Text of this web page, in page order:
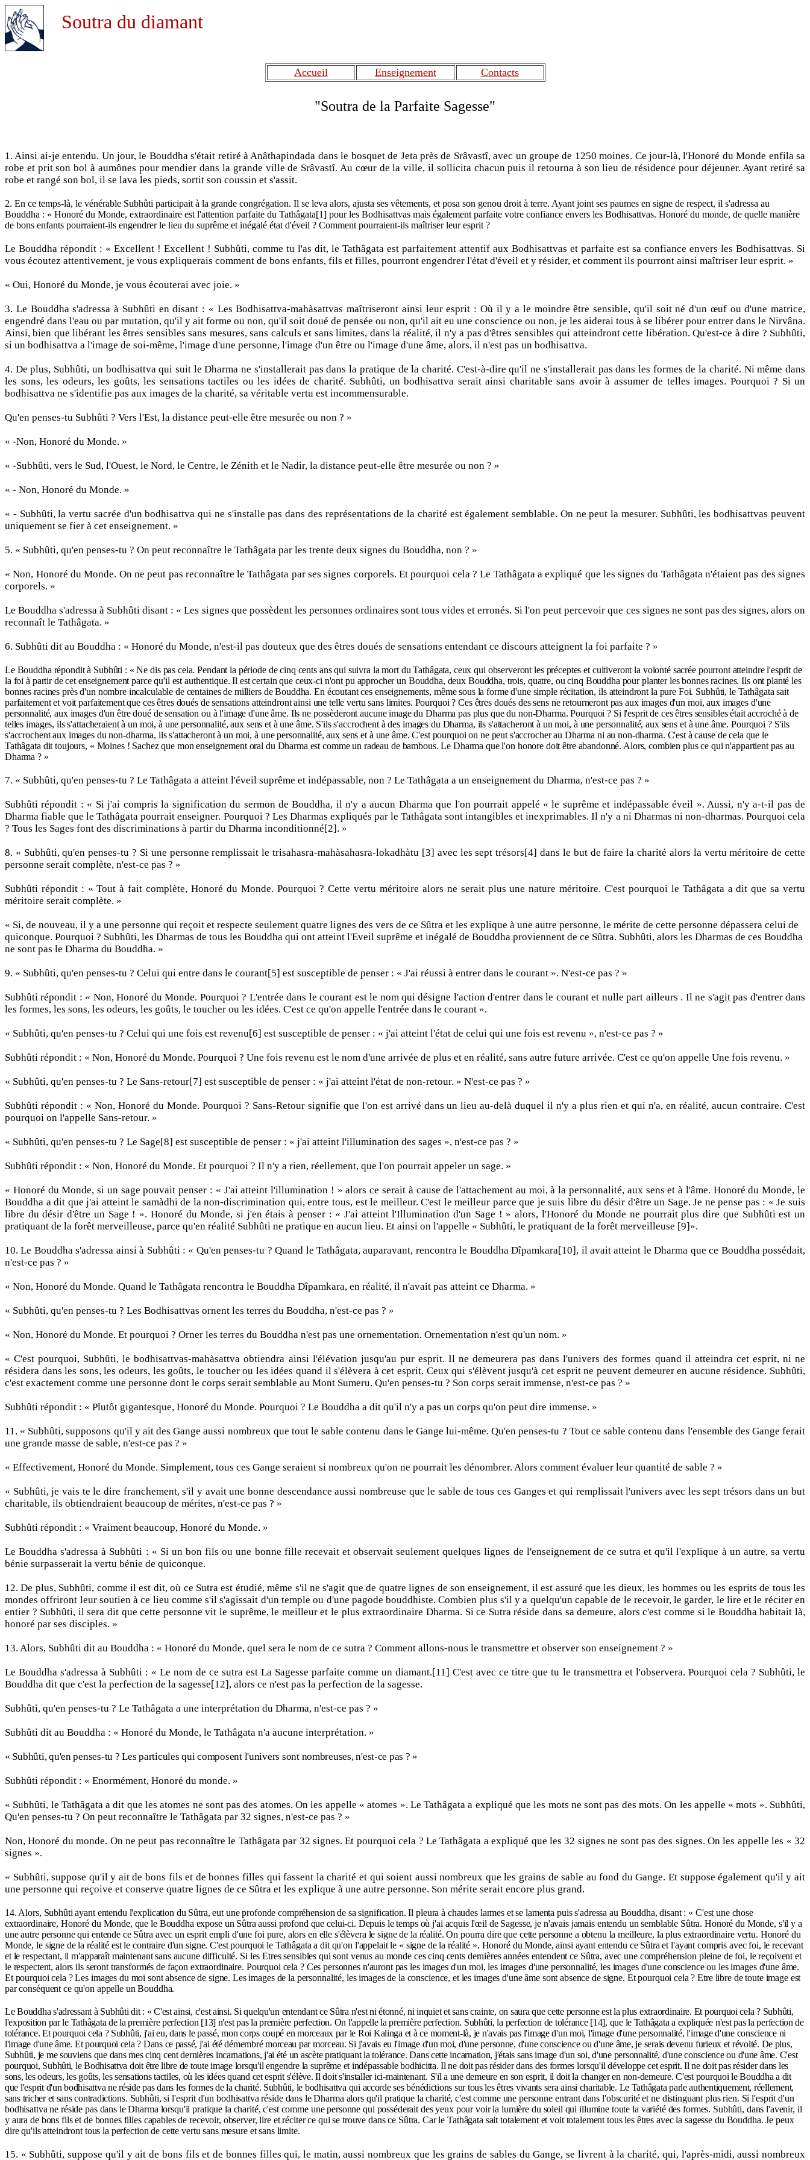
Soutra du diamant
Accueil Enseignement Contacts
"Soutra de la Parfaite Sagesse"
1. Ainsi ai-je entendu. Un jour, le Bouddha s'était retiré à Anâthapindada dans le bosquet de Jeta près de Srâvastî, avec un groupe de 1250 moines. Ce jour-là, l'Honoré du Monde enfila sa
robe et prit son bol à aumônes pour mendier dans la grande ville de Srâvastî. Au cœur de la ville, il sollicita chacun puis il retourna à son lieu de résidence pour déjeuner. Ayant retiré sa
robe et rangé son bol, il se lava les pieds, sortit son coussin et s'assit.
2. En ce temps-là, le vénérable Subhûti participait à la grande congrégation. Il se leva alors, ajusta ses vêtements, et posa son genou droit à terre. Ayant joint ses paumes en signe de respect, il s'adressa au
Bouddha : « Honoré du Monde, extraordinaire est l'attention parfaite du Tathâgata[1] pour les Bodhisattvas mais également parfaite votre confiance envers les Bodhisattvas. Honoré du monde, de quelle manière
de bons enfants pourraient-ils engendrer le lieu du suprême et inégalé état d'éveil ? Comment pourraient-ils maîtriser leur esprit ?
Le Bouddha répondit : « Excellent ! Excellent ! Subhûti, comme tu l'as dit, le Tathâgata est parfaitement attentif aux Bodhisattvas et parfaite est sa confiance envers les Bodhisattvas. Si
vous écoutez attentivement, je vous expliquerais comment de bons enfants, fils et filles, pourront engendrer l'état d'éveil et y résider, et comment ils pourront ainsi maîtriser leur esprit. »
« Oui, Honoré du Monde, je vous écouterai avec joie. »
3. Le Bouddha s'adressa à Subhûti en disant : « Les Bodhisattva-mahàsattvas maîtriseront ainsi leur esprit : Où il y a le moindre être sensible, qu'il soit né d'un œuf ou d'une matrice,
engendré dans l'eau ou par mutation, qu'il y ait forme ou non, qu'il soit doué de pensée ou non, qu'il ait eu une conscience ou non, je les aiderai tous à se libérer pour entrer dans le Nirvâna.
Ainsi, bien que libérant les êtres sensibles sans mesures, sans calculs et sans limites, dans la réalité, il n'y a pas d'êtres sensibles qui atteindront cette libération. Qu'est-ce à dire ? Subhûti,
si un bodhisattva a l'image de soi-même, l'image d'une personne, l'image d'un être ou l'image d'une âme, alors, il n'est pas un bodhisattva.
4. De plus, Subhûti, un bodhisattva qui suit le Dharma ne s'installerait pas dans la pratique de la charité. C'est-à-dire qu'il ne s'installerait pas dans les formes de la charité. Ni même dans
les sons, les odeurs, les goûts, les sensations tactiles ou les idées de charité. Subhûti, un bodhisattva serait ainsi charitable sans avoir à assumer de telles images. Pourquoi ? Si un
bodhisattva ne s'identifie pas aux images de la charité, sa véritable vertu est incommensurable.
Qu'en penses-tu Subhûti ? Vers l'Est, la distance peut-elle être mesurée ou non ? »
« -Non, Honoré du Monde. »
« -Subhûti, vers le Sud, l'Ouest, le Nord, le Centre, le Zénith et le Nadir, la distance peut-elle être mesurée ou non ? »
« - Non, Honoré du Monde. »
« - Subhûti, la vertu sacrée d'un bodhisattva qui ne s'installe pas dans des représentations de la charité est également semblable. On ne peut la mesurer. Subhûti, les bodhisattvas peuvent
uniquement se fier à cet enseignement. »
5. « Subhûti, qu'en penses-tu ? On peut reconnaître le Tathâgata par les trente deux signes du Bouddha, non ? »
« Non, Honoré du Monde. On ne peut pas reconnaître le Tathâgata par ses signes corporels. Et pourquoi cela ? Le Tathâgata a expliqué que les signes du Tathâgata n'étaient pas des signes
corporels. »
Le Bouddha s'adressa à Subhûti disant : « Les signes que possèdent les personnes ordinaires sont tous vides et erronés. Si l'on peut percevoir que ces signes ne sont pas des signes, alors on
reconnaît le Tathâgata. »
6. Subhûti dit au Bouddha : « Honoré du Monde, n'est-il pas douteux que des êtres doués de sensations entendant ce discours atteignent la foi parfaite ? »
Le Bouddha répondit à Subhûti : « Ne dis pas cela. Pendant la période de cinq cents ans qui suivra la mort du Tathâgata, ceux qui observeront les préceptes et cultiveront la volonté sacrée pourront atteindre l'esprit de
la foi à partir de cet enseignement parce qu'il est authentique. Il est certain que ceux-ci n'ont pu approcher un Bouddha, deux Bouddha, trois, quatre, ou cinq Bouddha pour planter les bonnes racines. Ils ont planté les
bonnes racines près d'un nombre incalculable de centaines de milliers de Bouddha. En écoutant ces enseignements, même sous la forme d'une simple récitation, ils atteindront la pure Foi. Subhûti, le Tathâgata sait
parfaitement et voit parfaitement que ces êtres doués de sensations atteindront ainsi une telle vertu sans limites. Pourquoi ? Ces êtres doués des sens ne retourneront pas aux images d'un moi, aux images d'une
personnalité, aux images d'un être doué de sensation ou à l'image d'une âme. Ils ne possèderont aucune image du Dharma pas plus que du non-Dharma. Pourquoi ? Si l'esprit de ces êtres sensibles était accroché à de
telles images, ils s'attacheraient à un moi, à une personnalité, aux sens et à une âme. S'ils s'accrochent à des images du Dharma, ils s'attacheront à un moi, à une personnalité, aux sens et à une âme. Pourquoi ? S'ils
s'accrochent aux images du non-dharma, ils s'attacheront à un moi, à une personnalité, aux sens et à une âme. C'est pourquoi on ne peut s'accrocher au Dharma ni au non-dharma. C'est à cause de cela que le
Tathâgata dit toujours, « Moines ! Sachez que mon enseignement oral du Dharma est comme un radeau de bambous. Le Dharma que l'on honore doit être abandonné. Alors, combien plus ce qui n'appartient pas au
Dharma ? »
7. « Subhûti, qu'en penses-tu ? Le Tathâgata a atteint l'éveil suprême et indépassable, non ? Le Tathâgata a un enseignement du Dharma, n'est-ce pas ? »
Subhûti répondit : « Si j'ai compris la signification du sermon de Bouddha, il n'y a aucun Dharma que l'on pourrait appelé « le suprême et indépassable éveil ». Aussi, n'y a-t-il pas de
Dharma fiable que le Tathâgata pourrait enseigner. Pourquoi ? Les Dharmas expliqués par le Tathâgata sont intangibles et inexprimables. Il n'y a ni Dharmas ni non-dharmas. Pourquoi cela
? Tous les Sages font des discriminations à partir du Dharma inconditionné[2]. »
8. « Subhûti, qu'en penses-tu ? Si une personne remplissait le trisahasra-mahàsahasra-lokadhàtu [3] avec les sept trésors[4] dans le but de faire la charité alors la vertu méritoire de cette
personne serait complète, n'est-ce pas ? »
Subhûti répondit : « Tout à fait complète, Honoré du Monde. Pourquoi ? Cette vertu méritoire alors ne serait plus une nature méritoire. C'est pourquoi le Tathâgata a dit que sa vertu
méritoire serait complète. »
« Si, de nouveau, il y a une personne qui reçoit et respecte seulement quatre lignes des vers de ce Sûtra et les explique à une autre personne, le mérite de cette personne dépassera celui de
quiconque. Pourquoi ? Subhûti, les Dharmas de tous les Bouddha qui ont atteint l'Eveil suprême et inégalé de Bouddha proviennent de ce Sûtra. Subhûti, alors les Dharmas de ces Bouddha
ne sont pas le Dharma du Bouddha. »
9. « Subhûti, qu'en penses-tu ? Celui qui entre dans le courant[5] est susceptible de penser : « J'ai réussi à entrer dans le courant ». N'est-ce pas ? »
Subhûti répondit : « Non, Honoré du Monde. Pourquoi ? L'entrée dans le courant est le nom qui désigne l'action d'entrer dans le courant et nulle part ailleurs . Il ne s'agit pas d'entrer dans
les formes, les sons, les odeurs, les goûts, le toucher ou les idées. C'est ce qu'on appelle l'entrée dans le courant ».
« Subhûti, qu'en penses-tu ? Celui qui une fois est revenu[6] est susceptible de penser : « j'ai atteint l'état de celui qui une fois est revenu », n'est-ce pas ? »
Subhûti répondit : « Non, Honoré du Monde. Pourquoi ? Une fois revenu est le nom d'une arrivée de plus et en réalité, sans autre future arrivée. C'est ce qu'on appelle Une fois revenu. »
« Subhûti, qu'en penses-tu ? Le Sans-retour[7] est susceptible de penser : « j'ai atteint l'état de non-retour. » N'est-ce pas ? »
Subhûti répondit : « Non, Honoré du Monde. Pourquoi ? Sans-Retour signifie que l'on est arrivé dans un lieu au-delà duquel il n'y a plus rien et qui n'a, en réalité, aucun contraire. C'est
pourquoi on l'appelle Sans-retour. »
« Subhûti, qu'en penses-tu ? Le Sage[8] est susceptible de penser : « j'ai atteint l'illumination des sages », n'est-ce pas ? »
Subhûti répondit : « Non, Honoré du Monde. Et pourquoi ? Il n'y a rien, réellement, que l'on pourrait appeler un sage. »
« Honoré du Monde, si un sage pouvait penser : « J'ai atteint l'illumination ! » alors ce serait à cause de l'attachement au moi, à la personnalité, aux sens et à l'âme. Honoré du Monde, le
Bouddha a dit que j'ai atteint le samàdhi de la non-discrimination qui, entre tous, est le meilleur. C'est le meilleur parce que je suis libre du désir d'être un Sage. Je ne pense pas : « Je suis
libre du désir d'être un Sage ! ». Honoré du Monde, si j'en étais à penser : « J'ai atteint l'Illumination d'un Sage ! » alors, l'Honoré du Monde ne pourrait plus dire que Subhûti est un
pratiquant de la forêt merveilleuse, parce qu'en réalité Subhûti ne pratique en aucun lieu. Et ainsi on l'appelle « Subhûti, le pratiquant de la forêt merveilleuse [9]».
10. Le Bouddha s'adressa ainsi à Subhûti : « Qu'en penses-tu ? Quand le Tathâgata, auparavant, rencontra le Bouddha Dîpamkara[10], il avait atteint le Dharma que ce Bouddha possédait,
n'est-ce pas ? »
« Non, Honoré du Monde. Quand le Tathâgata rencontra le Bouddha Dîpamkara, en réalité, il n'avait pas atteint ce Dharma. »
« Subhûti, qu'en penses-tu ? Les Bodhisattvas ornent les terres du Bouddha, n'est-ce pas ? »
« Non, Honoré du Monde. Et pourquoi ? Orner les terres du Bouddha n'est pas une ornementation. Ornementation n'est qu'un nom. »
« C'est pourquoi, Subhûti, le bodhisattvas-mahàsattva obtiendra ainsi l'élévation jusqu'au pur esprit. Il ne demeurera pas dans l'univers des formes quand il atteindra cet esprit, ni ne
résidera dans les sons, les odeurs, les goûts, le toucher ou les idées quand il s'élèvera à cet esprit. Ceux qui s'élèvent jusqu'à cet esprit ne peuvent demeurer en aucune résidence. Subhûti,
c'est exactement comme une personne dont le corps serait semblable au Mont Sumeru. Qu'en penses-tu ? Son corps serait immense, n'est-ce pas ? »
Subhûti répondit : « Plutôt gigantesque, Honoré du Monde. Pourquoi ? Le Bouddha a dit qu'il n'y a pas un corps qu'on peut dire immense. »
11. « Subhûti, supposons qu'il y ait des Gange aussi nombreux que tout le sable contenu dans le Gange lui-même. Qu'en penses-tu ? Tout ce sable contenu dans l'ensemble des Gange ferait
une grande masse de sable, n'est-ce pas ? »
« Effectivement, Honoré du Monde. Simplement, tous ces Gange seraient si nombreux qu'on ne pourrait les dénombrer. Alors comment évaluer leur quantité de sable ? »
« Subhûti, je vais te le dire franchement, s'il y avait une bonne descendance aussi nombreuse que le sable de tous ces Ganges et qui remplissait l'univers avec les sept trésors dans un but
charitable, ils obtiendraient beaucoup de mérites, n'est-ce pas ? »
Subhûti répondit : « Vraiment beaucoup, Honoré du Monde. »
Le Bouddha s'adressa à Subhûti : « Si un bon fils ou une bonne fille recevait et observait seulement quelques lignes de l'enseignement de ce sutra et qu'il l'explique à un autre, sa vertu
bénie surpasserait la vertu bénie de quiconque.
12. De plus, Subhûti, comme il est dit, où ce Sutra est étudié, même s'il ne s'agit que de quatre lignes de son enseignement, il est assuré que les dieux, les hommes ou les esprits de tous les
mondes offriront leur soutien à ce lieu comme s'il s'agissait d'un temple ou d'une pagode bouddhiste. Combien plus s'il y a quelqu'un capable de le recevoir, le garder, le lire et le réciter en
entier ? Subhûti, il sera dit que cette personne vit le suprême, le meilleur et le plus extraordinaire Dharma. Si ce Sutra réside dans sa demeure, alors c'est comme si le Bouddha habitait là,
honoré par ses disciples. »
13. Alors, Subhûti dit au Bouddha : « Honoré du Monde, quel sera le nom de ce sutra ? Comment allons-nous le transmettre et observer son enseignement ? »
Le Bouddha s'adressa à Subhûti : « Le nom de ce sutra est La Sagesse parfaite comme un diamant.[11] C'est avec ce titre que tu le transmettra et l'observera. Pourquoi cela ? Subhûti, le
Bouddha dit que c'est la perfection de la sagesse[12], alors ce n'est pas la perfection de la sagesse.
Subhûti, qu'en penses-tu ? Le Tathâgata a une interprétation du Dharma, n'est-ce pas ? »
Subhûti dit au Bouddha : « Honoré du Monde, le Tathâgata n'a aucune interprétation. »
« Subhûti, qu'en penses-tu ? Les particules qui composent l'univers sont nombreuses, n'est-ce pas ? »
Subhûti répondit : « Enormément, Honoré du monde. »
« Subhûti, le Tathâgata a dit que les atomes ne sont pas des atomes. On les appelle « atomes ». Le Tathâgata a expliqué que les mots ne sont pas des mots. On les appelle « mots ». Subhûti,
Qu'en penses-tu ? On peut reconnaître le Tathâgata par 32 signes, n'est-ce pas ? »
Non, Honoré du monde. On ne peut pas reconnaître le Tathâgata par 32 signes. Et pourquoi cela ? Le Tathâgata a expliqué que les 32 signes ne sont pas des signes. On les appelle les « 32
signes ».
« Subhûti, suppose qu'il y ait de bons fils et de bonnes filles qui fassent la charité et qui soient aussi nombreux que les grains de sable au fond du Gange. Et suppose également qu'il y ait
une personne qui reçoive et conserve quatre lignes de ce Sûtra et les explique à une autre personne. Son mérite serait encore plus grand.
14. Alors, Subhûti ayant entendu l'explication du Sûtra, eut une profonde compréhension de sa signification. Il pleura à chaudes larmes et se lamenta puis s'adressa au Bouddha, disant : « C'est une chose
extraordinaire, Honoré du Monde, que le Bouddha expose un Sûtra aussi profond que celui-ci. Depuis le temps où j'ai acquis l'œil de Sagesse, je n'avais jamais entendu un semblable Sûtra. Honoré du Monde, s'il y a
une autre personne qui entende ce Sûtra avec un esprit empli d'une foi pure, alors en elle s'élèvera le signe de la réalité. On pourra dire que cette personne a obtenu la meilleure, la plus extraordinaire vertu. Honoré du
Monde, le signe de la réalité est le contraire d'un signe. C'est pourquoi le Tathâgata a dit qu'on l'appelait le « signe de la réalité ». Honoré du Monde, ainsi ayant entendu ce Sûtra et l'ayant compris avec foi, le recevant
et le respectant, il m'apparaît maintenant sans aucune difficulté. Si les Etres sensibles qui sont venus au monde ces cinq cents dernières années entendent ce Sûtra, avec une compréhension pleine de foi, le reçoivent et
le respectent, alors ils seront transformés de façon extraordinaire. Pourquoi cela ? Ces personnes n'auront pas les images d'un moi, les images d'une personnalité, les images d'une conscience ou les images d'une âme.
Et pourquoi cela ? Les images du moi sont absence de signe. Les images de la personnalité, les images de la conscience, et les images d'une âme sont absence de signe. Et pourquoi cela ? Etre libre de toute image est
par conséquent ce qu'on appelle un Bouddha.
Le Bouddha s'adressant à Subhûti dit : « C'est ainsi, c'est ainsi. Si quelqu'un entendant ce Sûtra n'est ni étonné, ni inquiet et sans crainte, on saura que cette personne est la plus extraordinaire. Et pourquoi cela ? Subhûti,
l'exposition par le Tathâgata de la première perfection [13] n'est pas la première perfection. On l'appelle la première perfection. Subhûti, la perfection de tolérance [14], que le Tathâgata a expliquée n'est pas la perfection de
tolérance. Et pourquoi cela ? Subhûti, j'ai eu, dans le passé, mon corps coupé en morceaux par le Roi Kalinga et à ce moment-là, je n'avais pas l'image d'un moi, l'image d'une personnalité, l'image d'une conscience ni
l'image d'une âme. Et pourquoi cela ? Dans ce passé, j'ai été démembré morceau par morceau. Si j'avais eu l'image d'un moi, d'une personne, d'une conscience ou d'une âme, je serais devenu furieux et révolté. De plus,
Subhûti, je me souviens que dans mes cinq cent dernières incarnations, j'ai été un ascète pratiquant la tolérance. Dans cette incarnation, j'étais sans image d'un soi, d'une personnalité, d'une conscience ou d'une âme. C'est
pourquoi, Subhûti, le Bodhisattva doit être libre de toute image lorsqu'il engendre la suprême et indépassable bodhicitta. Il ne doit pas résider dans des formes lorsqu'il développe cet esprit. Il ne doit pas résider dans les
sons, les odeurs, les goûts, les sensations tactiles, où les idées quand cet esprit s'élève. Il doit s'installer ici-maintenant. S'il a une demeure en son esprit, il doit la changer en non-demeure. C'est pourquoi le Bouddha a dit
que l'esprit d'un bodhisattva ne réside pas dans les formes de la charité. Subhûti, le bodhisattva qui accorde ses bénédictions sur tous les êtres vivants sera ainsi charitable. Le Tathâgata parle authentiquement, réellement,
sans tricher et sans contradictions. Subhûti, si l'esprit d'un bodhisattva réside dans le Dharma alors qu'il pratique la charité, c'est comme une personne entrant dans l'obscurité et ne distinguant plus rien. Si l'esprit d'un
bodhisattva ne réside pas dans le Dharma lorsqu'il pratique la charité, c'est comme une personne qui posséderait des yeux pour voir la lumière du soleil qui illumine toute la variété des formes. Subhûti, dans l'avenir, il
y aura de bons fils et de bonnes filles capables de recevoir, observer, lire et réciter ce qui se trouve dans ce Sûtra. Car le Tathâgata sait totalement et voit totalement tous les êtres avec la sagesse du Bouddha. Je peux
dire qu'ils atteindront tous la perfection de cette vertu sans mesure et sans limite.
15. « Subhûti, suppose qu'il y ait de bons fils et de bonnes filles qui, le matin, aussi nombreux que les grains de sables du Gange, se livrent à la charité, qui, l'après-midi, aussi nombreux